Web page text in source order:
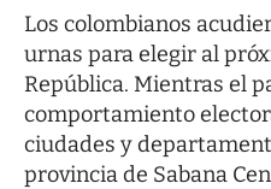
Los colombianos
urnas para elegir al
República. Mientras el
comportamiento
ciudades y
provincia de Sabana